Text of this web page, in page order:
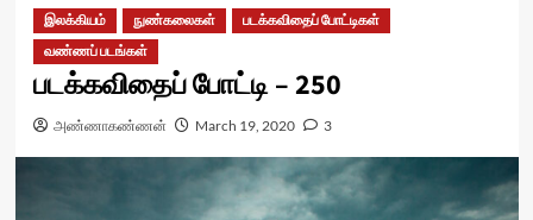
இலக்கியம் நுண்கலைகள்
படக்கவிதைப் போட்டிகள்
வண்ணப் படங்கள்
படக்கவிதைப் போட்டி – 250
அண்ணாகண்ணன் March 19, 2020 3